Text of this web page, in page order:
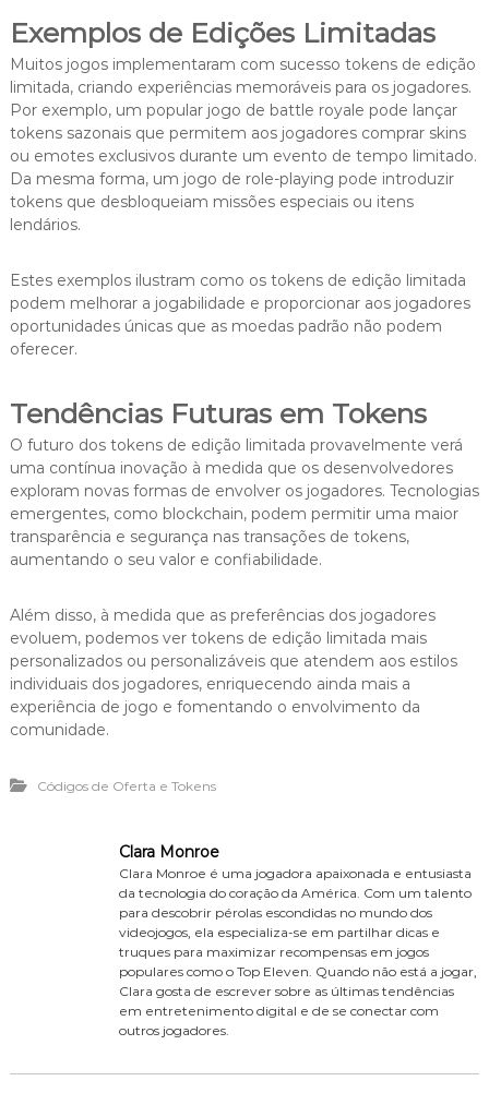
Exemplos de Edições Limitadas
Muitos jogos implementaram com sucesso tokens de edição
limitada, criando experiências memoráveis para os jogadores.
Por exemplo, um popular jogo de battle royale pode lançar
tokens sazonais que permitem aos jogadores comprar skins
ou emotes exclusivos durante um evento de tempo limitado.
Da mesma forma, um jogo de role-playing pode introduzir
tokens que desbloqueiam missões especiais ou itens
lendários.
Estes exemplos ilustram como os tokens de edição limitada
podem melhorar a jogabilidade e proporcionar aos jogadores
oportunidades únicas que as moedas padrão não podem
oferecer.
Tendências Futuras em Tokens
O futuro dos tokens de edição limitada provavelmente verá
uma contínua inovação à medida que os desenvolvedores
exploram novas formas de envolver os jogadores. Tecnologias
emergentes, como blockchain, podem permitir uma maior
transparência e segurança nas transações de tokens,
aumentando o seu valor e confiabilidade.
Além disso, à medida que as preferências dos jogadores
evoluem, podemos ver tokens de edição limitada mais
personalizados ou personalizáveis que atendem aos estilos
individuais dos jogadores, enriquecendo ainda mais a
experiência de jogo e fomentando o envolvimento da
comunidade.
Códigos de Oferta e Tokens
Clara Monroe
Clara Monroe é uma jogadora apaixonada e entusiasta
da tecnologia do coração da América. Com um talento
para descobrir pérolas escondidas no mundo dos
videojogos, ela especializa-se em partilhar dicas e
truques para maximizar recompensas em jogos
populares como o Top Eleven. Quando não está a jogar,
Clara gosta de escrever sobre as últimas tendências
em entretenimento digital e de se conectar com
outros jogadores.